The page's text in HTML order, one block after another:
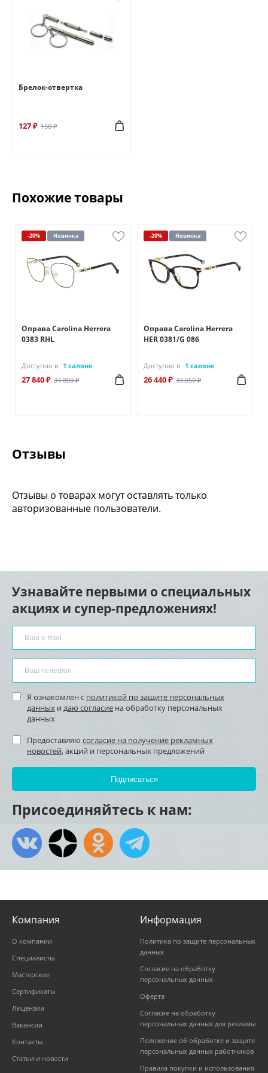
Брелок-отвертка
127 ₽ 150 ₽
Похожие товары
-20% Новинка
Оправа Carolina Herrera
0383 RHL
Доступно в 1 салоне
27 840 ₽ 34 800 ₽
-20% Новинка
Оправа Carolina Herrera
HER 0381/G 086
Доступно в 1 салоне
26 440 ₽ 33 050 ₽
Отзывы
Отзывы о товарах могут оставлять только
авторизованные пользователи.
Узнавайте первыми о специальных
акциях и супер-предложениях!
Я ознакомлен с политикой по защите персональных
данных и даю согласие на обработку персональных
данных
Предоставляю согласие на получение рекламных
новостей, акций и персональных предложений
Присоединяйтесь к нам:
Компания
О компании
Специалисты
Мастерские
Сертификаты
Лицензии
Вакансии
Контакты
Статьи и новости
Информация
Политика по защите персональных
данных
Согласие на обработку
персональных данных
Оферта
Согласие на обработку
персональных данных для рекламы
Положение об обработке и защите
персональных данных работников
Правила покупки и использования